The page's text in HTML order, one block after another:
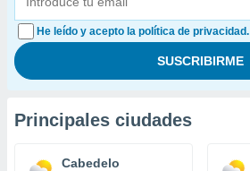
He leído y acepto la política de privacidad.
Principales ciudades
Cabedelo